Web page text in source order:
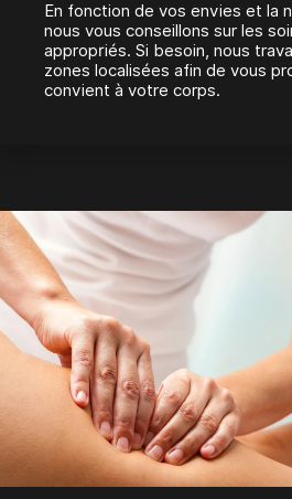
En fonction de vos envies et la
nous vous conseillons sur les
appropriés. Si besoin, nous
zones localisées afin de vous
convient à votre corps.